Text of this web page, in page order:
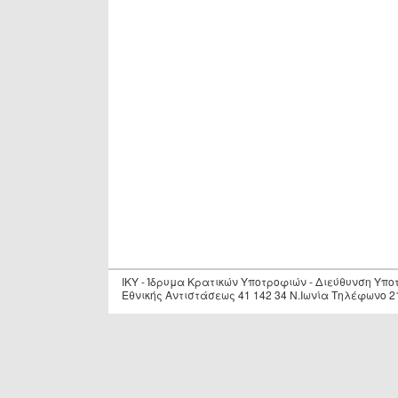
IKY - Ίδρυμα Κρατικών Υποτροφιών - Διεύθυνση
Εθνικής Αντιστάσεως 41 142 34 Ν.Ιωνία Τηλέφωνο